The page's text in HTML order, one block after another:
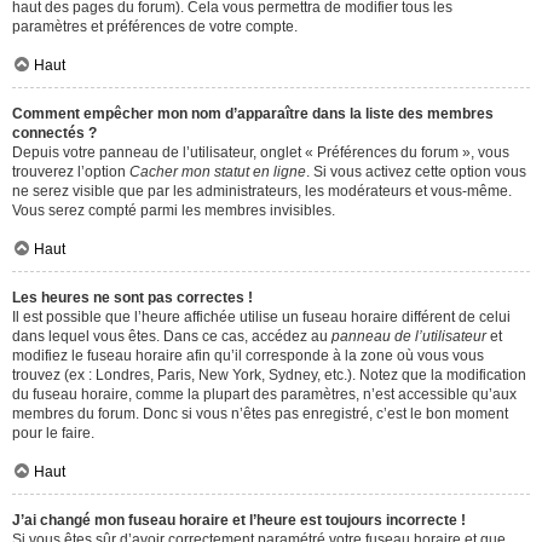
haut des pages du forum). Cela vous permettra de modifier tous les
paramètres et préférences de votre compte.
Haut
Comment empêcher mon nom d’apparaître dans la liste des membres
connectés ?
Depuis votre panneau de l’utilisateur, onglet « Préférences du forum », vous
trouverez l’option Cacher mon statut en ligne . Si vous activez cette option vous
ne serez visible que par les administrateurs, les modérateurs et vous-même.
Vous serez compté parmi les membres invisibles.
Haut
Les heures ne sont pas correctes !
Il est possible que l’heure affichée utilise un fuseau horaire différent de celui
dans lequel vous êtes. Dans ce cas, accédez au panneau de l’utilisateuret
modifiez le fuseau horaire afin qu’il corresponde à la zone où vous vous
trouvez (ex : Londres, Paris, New York, Sydney, etc.). Notez que la modification
du fuseau horaire, comme la plupart des paramètres, n’est accessible qu’aux
membres du forum. Donc si vous n’êtes pas enregistré, c’est le bon moment
pour le faire.
Haut
J’ai changé mon fuseau horaire et l’heure est toujours incorrecte !